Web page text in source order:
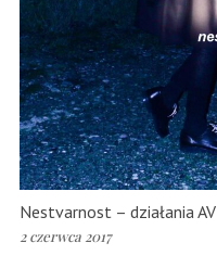
Nestvarnost – działania AV
2 czerwca 2017